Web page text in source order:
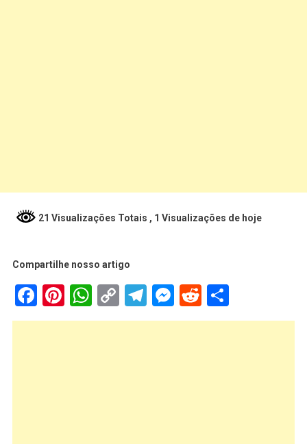
21 Visualizações Totais , 1 Visualizações de hoje
Compartilhe nosso artigo
Facebook
Pinterest
WhatsApp
Copy
Link
Telegram
Messenger
Reddit
Share